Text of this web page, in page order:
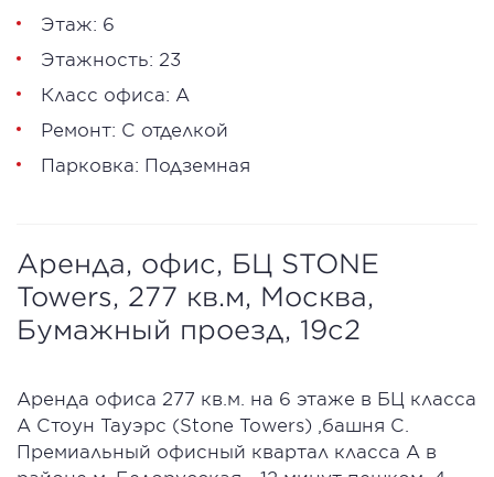
Этаж: 6
Этажность: 23
Класс офиса: А
Ремонт: С отделкой
Парковка: Подземная
Аренда, офис, БЦ STONE
Towers, 277 кв.м, Москва,
Бумажный проезд, 19с2
Аренда офиса 277 кв.м. на 6 этаже в БЦ класса
А Стоун Тауэрс (Stone Towers) ,башня С.
Премиальный офисный квартал класса А в